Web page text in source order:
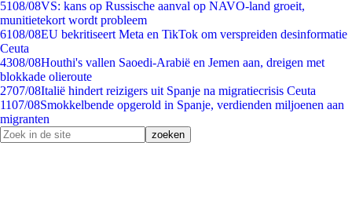
5108/08VS: kans op Russische aanval op NAVO-land groeit,
munitietekort wordt probleem
6108/08EU bekritiseert Meta en TikTok om verspreiden desinformatie
Ceuta
4308/08Houthi's vallen Saoedi-Arabië en Jemen aan, dreigen met
blokkade olieroute
2707/08Italië hindert reizigers uit Spanje na migratiecrisis Ceuta
1107/08Smokkelbende opgerold in Spanje, verdienden miljoenen aan
migranten